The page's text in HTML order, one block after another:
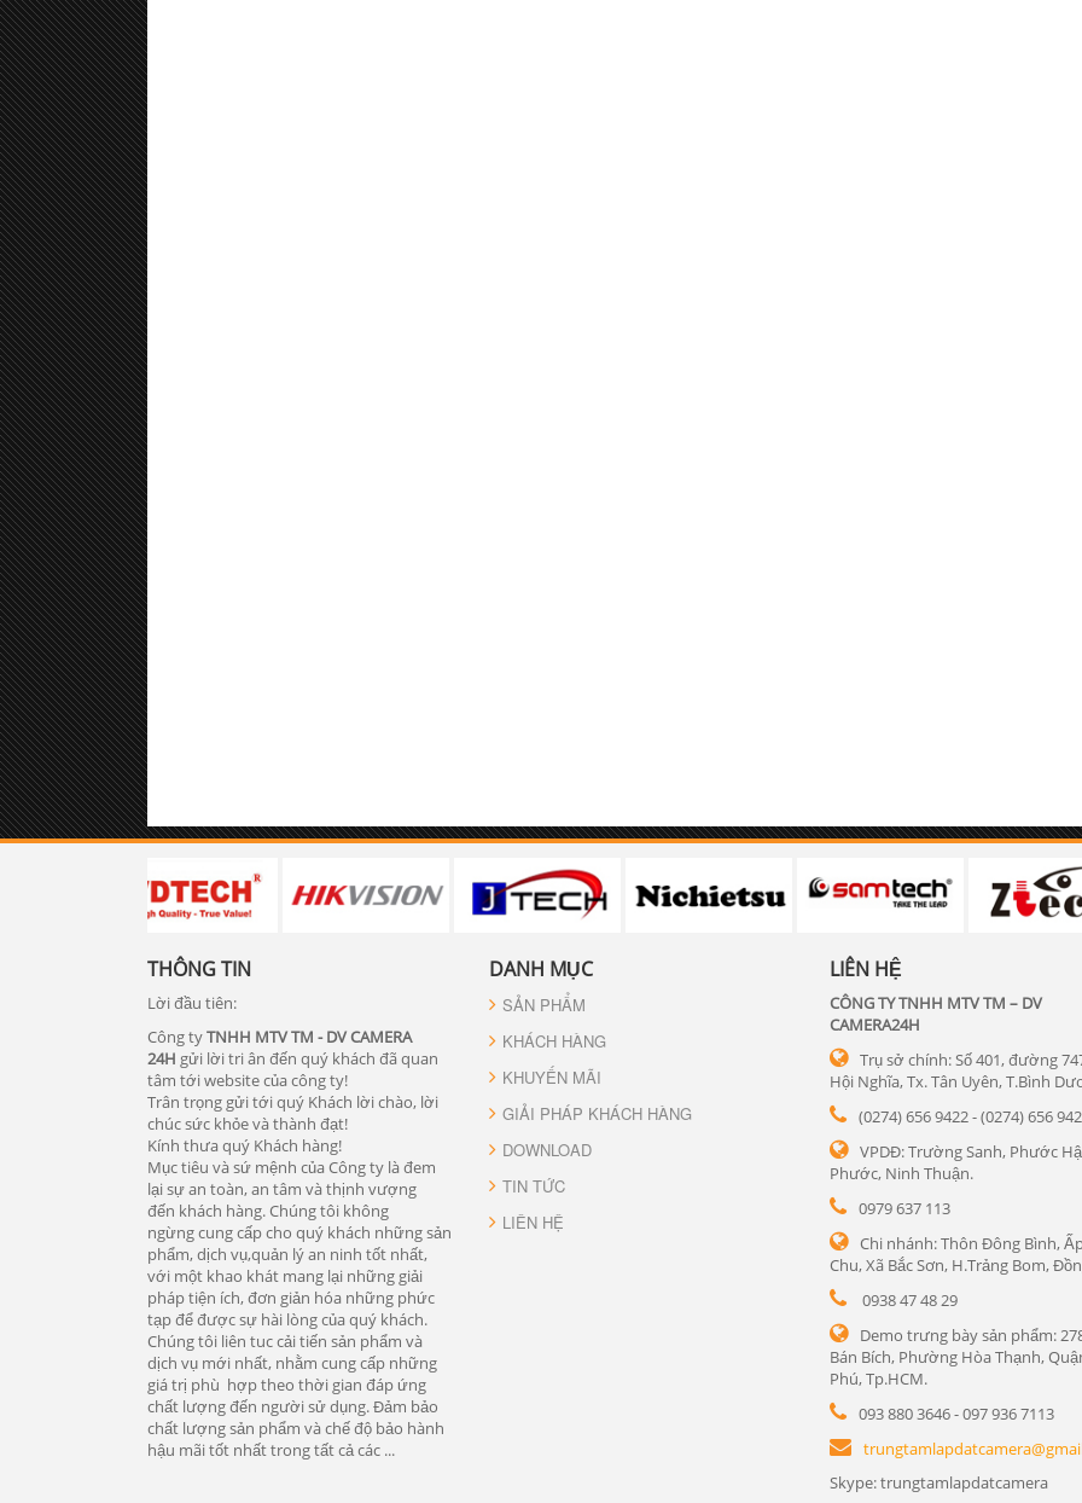
THÔNG TIN
Lời đầu tiên:
Công tyTNHH MTV TM - DV CAMERA
24H gửi lời tri ân đến quý khách đã quan
tâm tới website của công ty!
Trân trọng gửi tới quý Khách lời chào, lời
chúc sức khỏe và thành đạt!
Kính thưa quý Khách hàng!
Mục tiêu và sứ mệnh của Công ty là đem
lại sự an toàn, an tâm và thịnh vượng
đến khách hàng. Chúng tôi không
ngừng cung cấp cho quý khách những sản
phẩm, dịch vụ,quản lý an ninh tốt nhất,
với một khao khát mang lại những giải
pháp tiện ích, đơn giản hóa những phức
tạp để được sự hài lòng của quý khách.
Chúng tôi liên tuc cải tiến sản phẩm và
dịch vụ mới nhất, nhằm cung cấp những
giá trị phù hợp theo thời gian đáp ứng
chất lượng đến người sử dụng. Đảm bảo
chất lượng sản phẩm và chế độ bảo hành
hậu mãi tốt nhất trong tất cả các ...
DANH MỤC
SẢN PHẨM
KHÁCH HÀNG
KHUYẾN MÃI
GIẢI PHÁP KHÁCH HÀNG
DOWNLOAD
TIN TỨC
LIÊN HỆ
LIÊN HỆ
CÔNG TY TNHH MTV TM – DV
CAMERA24H
Trụ sở chính: Số 401, đường
Hội Nghĩa, Tx. Tân Uyên, T.Bình
(0274) 656 9422 - (0274) 656
VPDĐ: Trường Sanh, Phước
Phước, Ninh Thuận.
0979 637 113
Chi nhánh: Thôn Đông Bình,
Chu, Xã Bắc Sơn, H.Trảng Bom,
0938 47 48 29
Demo trưng bày sản phẩm:
Bán Bích, Phường Hòa Thạnh,
Phú, Tp.HCM.
093 880 3646 - 097 936 7113
Skype: trungtamlapdatcamera